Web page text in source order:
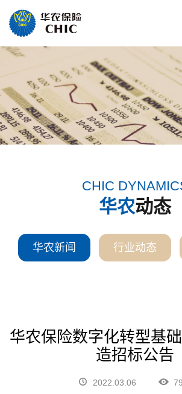
CHIC
华农动态
华农新闻 行业动态
华农保险数字化转型基
造招标公告
2022.03.06